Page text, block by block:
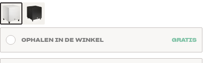
Inloggen
Klantenservice
Bouw met geluid
OPHALEN IN DE WINKEL GRATIS